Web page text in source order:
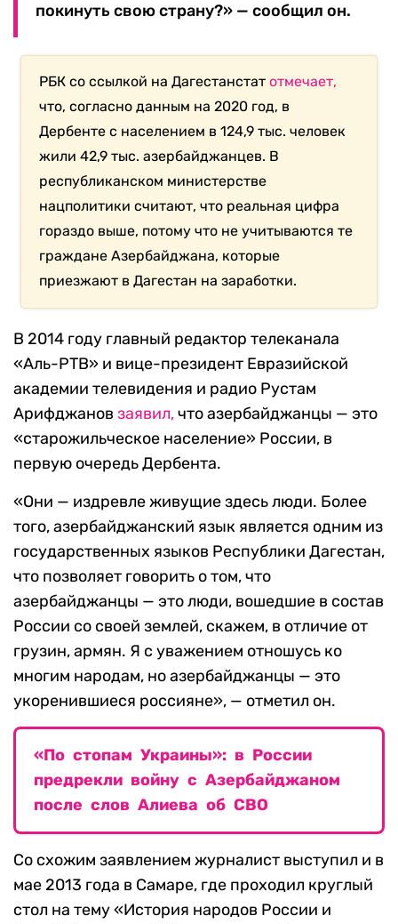
покинуть свою страну?» — сообщил он.
РБК со ссылкой на Дагестанстатотмечает,
что, согласно данным на 2020 год, в
Дербенте с населением в 124,9 тыс. человек
жили 42,9 тыс. азербайджанцев. В
республиканском министерстве
нацполитики считают, что реальная цифра
гораздо выше, потому что не учитываются те
граждане Азербайджана, которые
приезжают в Дагестан на заработки.
В 2014 году главный редактор телеканала
«Аль-РТВ» и вице-президент Евразийской
академии телевидения и радио Рустам
Арифджанов заявил,что азербайджанцы — это
«старожильческое население» России, в
первую очередь Дербента.
«Они — издревле живущие здесь люди. Более
того, азербайджанский язык является одним из
государственных языков Республики Дагестан,
что позволяет говорить о том, что
азербайджанцы — это люди, вошедшие в состав
России со своей землей, скажем, в отличие от
грузин, армян. Я с уважением отношусь ко
многим народам, но азербайджанцы — это
укоренившиеся россияне», — отметил он.
«По стопам Украины»: в России
предрекли войну с Азербайджаном
после слов Алиева об СВО
Со схожим заявлением журналист выступил и в
мае 2013 года в Самаре, где проходил круглый
стол на тему «История народов России и